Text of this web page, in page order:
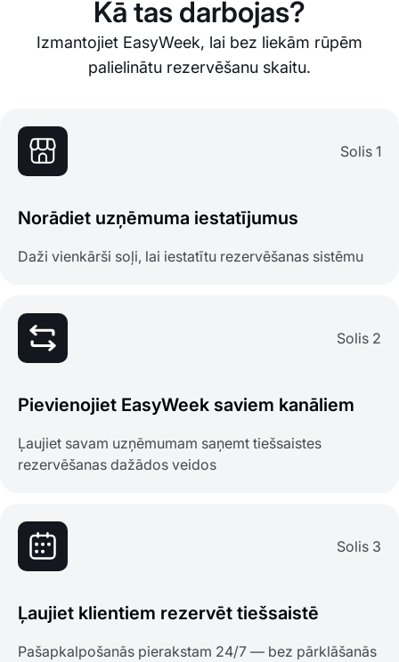
Kā tas darbojas?
Izmantojiet EasyWeek, lai bez liekām rūpēm
palielinātu rezervēšanu skaitu.
Solis 1
Norādiet uzņēmuma iestatījumus
Daži vienkārši soļi, lai iestatītu rezervēšanas sistēmu
Solis 2
Pievienojiet EasyWeek saviem kanāliem
Ļaujiet savam uzņēmumam saņemt tiešsaistes
rezervēšanas dažādos veidos
Solis 3
Ļaujiet klientiem rezervēt tiešsaistē
Pašapkalpošanās pierakstam 24/7 — bez pārklāšanās